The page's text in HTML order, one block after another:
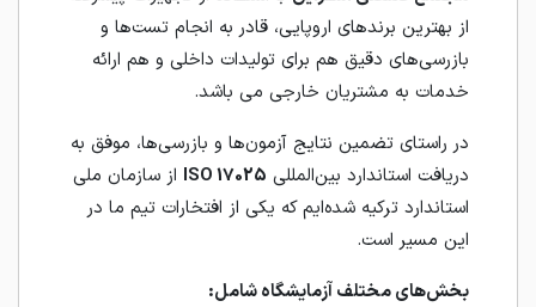
از بهترین برندهای اروپایی، قادر به انجام تست‌ها و
بازرسی‌های دقیق هم برای تولیدات داخلی و هم ارائه
خدمات به مشتریان خارجی می باشد.
در راستای تضمین نتایج آزمون‌ها و بازرسی‌ها، موفق به
دریافت استاندارد بین‌المللی ISO 17025 از سازمان ملی
استاندارد ترکیه شده‌ایم که یکی از افتخارات تیم ما در
این مسیر است.
بخش‌های مختلف آزمایشگاه شامل: